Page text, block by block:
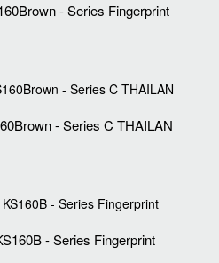
- Series Fingerprint
- Series C THAILAN
- Series Fingerprint